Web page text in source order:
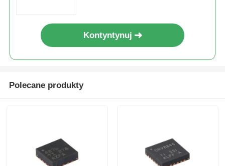
Kontyntynuj
Polecane produkty